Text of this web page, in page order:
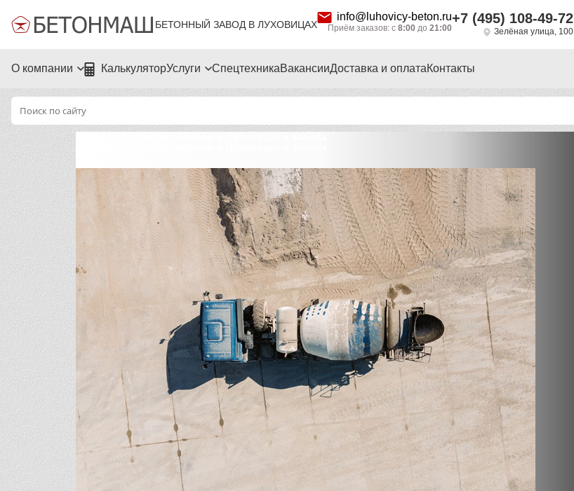
БЕТОННЫЙ ЗАВОД В ЛУХОВИЦАХ
info@luhovicy-beton.ru
Приём заказов: с 8:00 до 21:00
+7 (495) 108-49-72
Зелёная улица, 100
О компании КалькуляторУслуги СпецтехникаВакансииДоставка и оплатаКонтакты